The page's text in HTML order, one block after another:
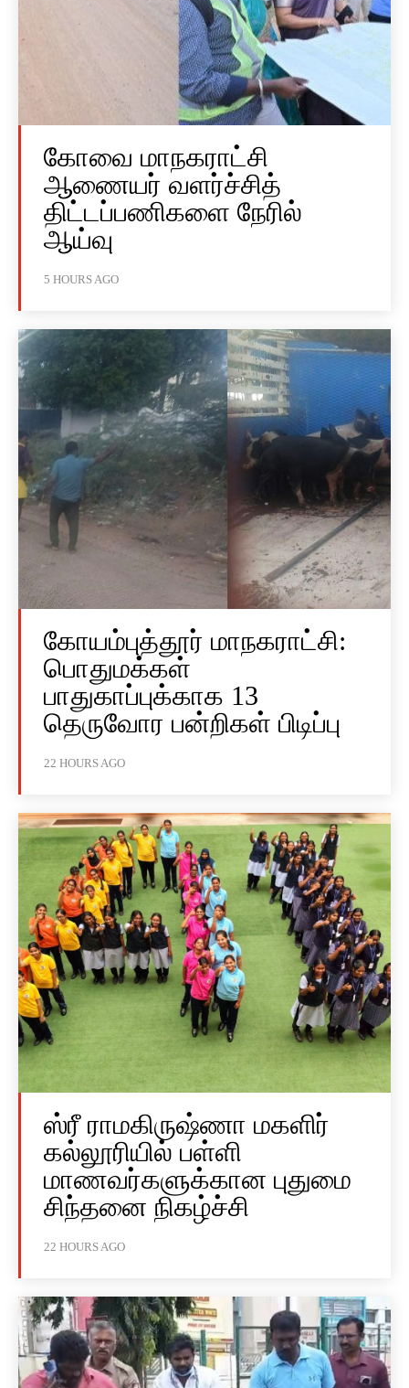
கோவை மாநகராட்சி
ஆணையர் வளர்ச்சித்
திட்டப்பணிகளை நேரில்
ஆய்வு
5 HOURS AGO
கோயம்புத்தூர் மாநகராட்சி:
பொதுமக்கள்
பாதுகாப்புக்காக 13
தெருவோர பன்றிகள் பிடிப்பு
22 HOURS AGO
ஸ்ரீ ராமகிருஷ்ணா மகளிர்
கல்லூரியில் பள்ளி
மாணவர்களுக்கான புதுமை
சிந்தனை நிகழ்ச்சி
22 HOURS AGO